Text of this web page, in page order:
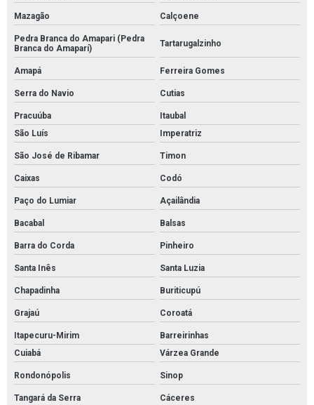
Mazagão Calçoene
Pedra Branca do Amapari (Pedra
Branca do Amaparí)
Tartarugalzinho
Amapá Ferreira Gomes
Serra do Navio Cutias
Pracuúba
Itaubal
São Luís
Imperatriz
São José de Ribamar Timon
Caixas Codó
Paço do Lumiar Açailândia
Bacabal Balsas
Barra do Corda Pinheiro
Santa Inês Santa Luzia
Chapadinha Buriticupú
Grajaú Coroatá
Itapecuru-Mirim
Barreirinhas
Cuiabá
Várzea Grande
Rondonópolis Sinop
Tangará da Serra Cáceres